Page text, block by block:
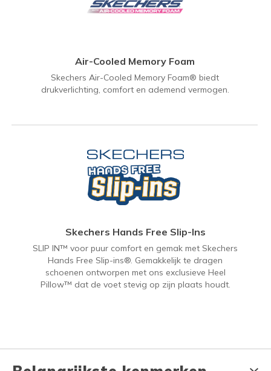
Air-Cooled Memory Foam
Skechers Air-Cooled Memory Foam® biedt
drukverlichting, comfort en ademend vermogen.
Skechers Hands Free Slip-Ins
SLIP IN™ voor puur comfort en gemak met Skechers
Hands Free Slip-ins®. Gemakkelijk te dragen
schoenen ontworpen met ons exclusieve Heel
Pillow™ dat de voet stevig op zijn plaats houdt.